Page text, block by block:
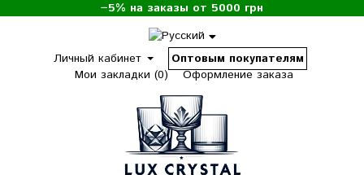
−5% на заказы от 5000 грн
Личный кабинет
Оптовым покупателям
Мои закладки (0)
Оформление заказа